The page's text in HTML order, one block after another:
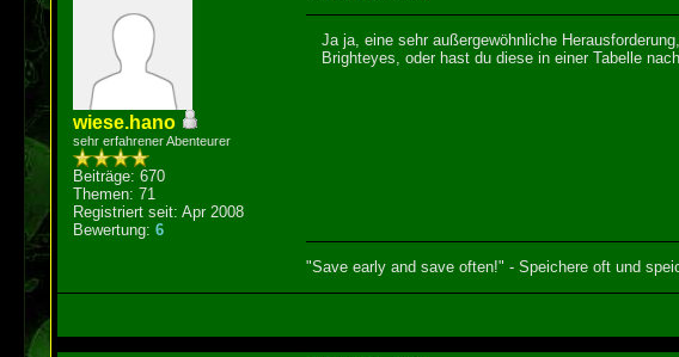
wiese.hano
sehr erfahrener Abenteurer
Beiträge: 670
Themen: 71
Registriert seit: Apr 2008
Bewertung: 6
Ja ja, eine sehr außergewöhnliche
Brighteyes, oder hast du diese in einer Tabelle
"Save early and save often!" - Speichere oft und